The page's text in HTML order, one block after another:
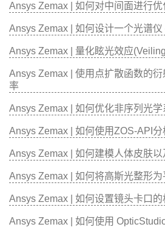
Ansys Zemax | 如何对中间面进行优
Ansys Zemax | 如何设计一个光谱
Ansys Zemax | 量化眩光效应
Ansys Zemax | 使用点扩散函数的
率
Ansys Zemax | 如何优化非序列光学
Ansys Zemax | 如何使用ZOS-API
Ansys Zemax | 如何建模人体皮肤
Ansys Zemax | 如何将高斯光整形为
Ansys Zemax | 如何设置镜头卡口
Ansys Zemax | 如何使用